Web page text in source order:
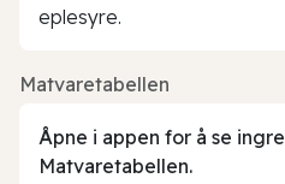
eplesyre.
Matvaretabellen
Åpne i appen for å se
Matvaretabellen.